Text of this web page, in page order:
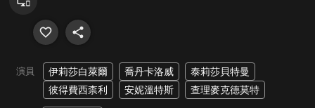
演員 伊莉莎白萊爾 喬丹卡洛威
泰莉莎貝特曼
彼得費西柰利
安妮溫特斯 查理麥克德莫特